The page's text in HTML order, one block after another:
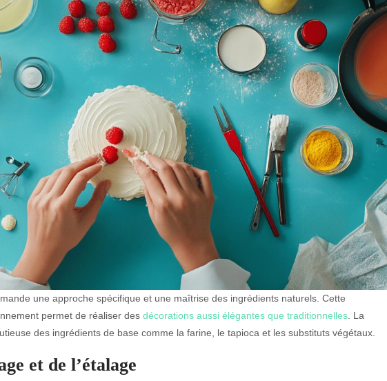
une approche spécifique et une maîtrise des ingrédients naturels. Cette
permet de réaliser des décorations aussi élégantes que traditionnelles . La
des ingrédients de base comme la farine, le tapioca et les substituts végétaux.
et de l’étalage